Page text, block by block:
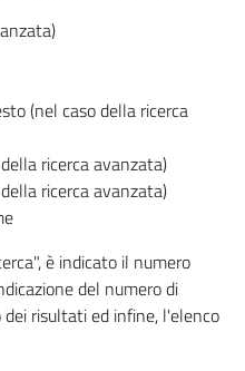
(nel caso della ricerca
ricerca avanzata)
ricerca avanzata)
è indicato il numero
del numero di
risultati ed infine, l'elenco